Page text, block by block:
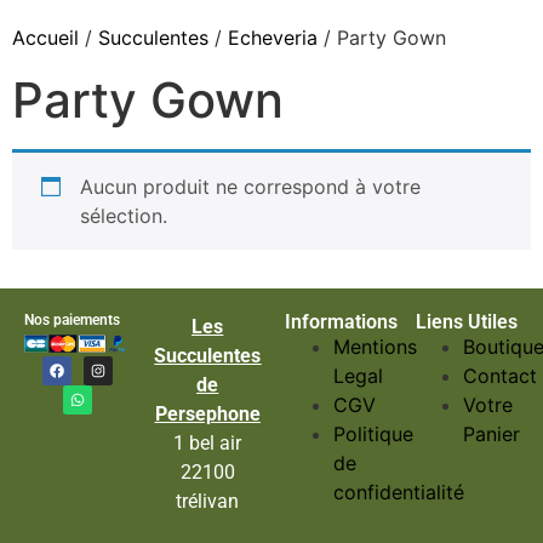
Accueil / Succulentes / Echeveria / Party Gown
Party Gown
Aucun produit ne correspond à votre
sélection.
Nos paiements
Les
Succulentes
de
Persephone
1 bel air
22100
trélivan
Informations
Mentions
Legal
CGV
Politique
de
confidentialité
Liens Utiles
Contact
Votre
Panier